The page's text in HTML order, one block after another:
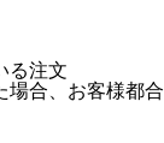
る注文
場合、お客様都合